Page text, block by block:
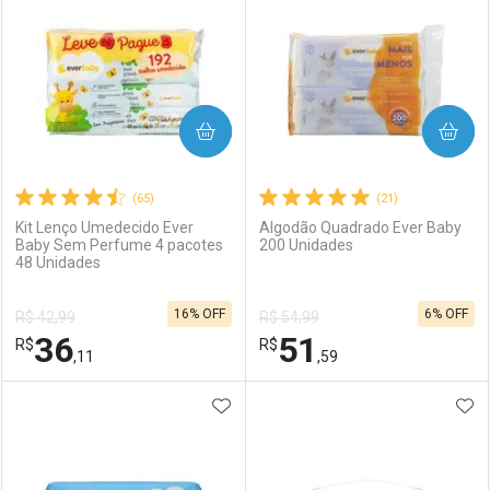
(65)
Kit Lenço Umedecido Ever
Baby Sem Perfume 4 pacotes
48 Unidades
R$ 42,99
R$36,11
16% OFF
COMPRAR
(21)
Algodão Quadrado Ever Baby
200 Unidades
R$ 54,99
R$51 ,59
6% OFF
COMPRAR
ADICIONAR AOS FAVORITOS